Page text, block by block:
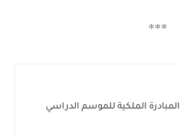
***
الملكية للموسم الدراسي